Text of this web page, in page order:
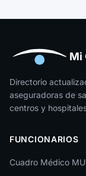
Huesca
Jaén
La Rioja
León
Lleida
Mi
Directorio
aseguradoras de
centros y
FUNCIONARIOS
Cuadro Médico